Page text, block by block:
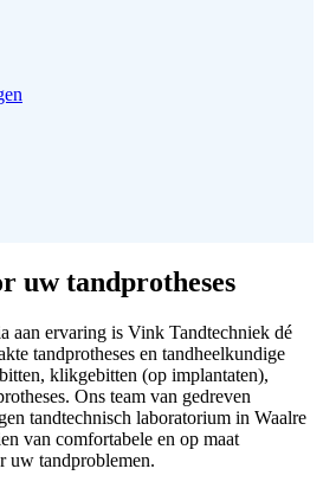
uw tandprotheses
aan ervaring is Vink Tandtechniek dé
tandprotheses en tandheelkundige
klikgebitten (op implantaten),
Ons team van gedreven
tandtechnisch laboratorium in Waalre
van comfortabele en op maat
uw tandproblemen.